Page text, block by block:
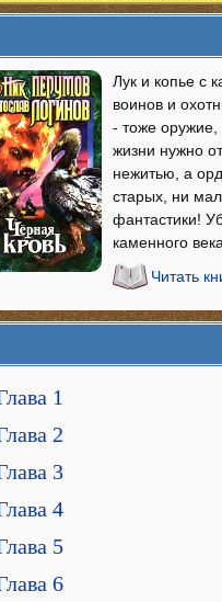
Лук и копье с
воинов и
- тоже оружие,
жизни нужно
нежитью, а
старых, ни
фантастики!
каменного
Читать
1
2
3
4
5
6